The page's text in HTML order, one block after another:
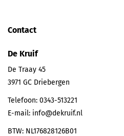
Contact
De Kruif
De Traay 45
3971 GC Driebergen
Telefoon: 0343-513221
E-mail: info@dekruif.nl
BTW: NL176828126B01